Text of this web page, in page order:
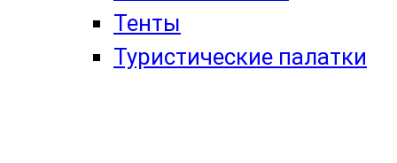
Тенты
Туристические палатки